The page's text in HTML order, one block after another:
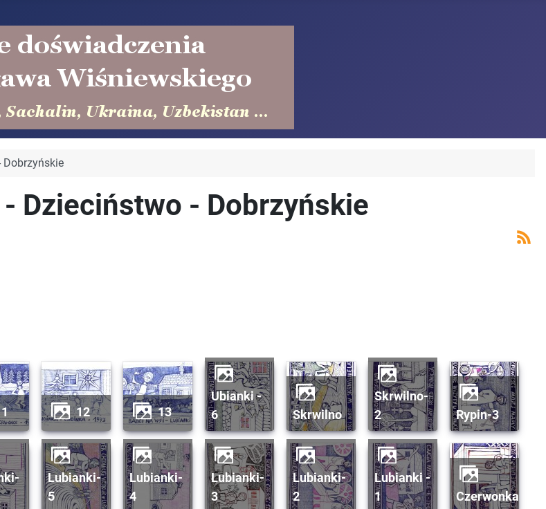
Dobrzyńskie
Dzieciństwo - Dobrzyńskie
11 12 13
ubianki -
6
skrwilno
skrwilno-
2
rypin-3
lubianki-
5
lubianki-
4
lubianki-
3
lubianki-
2
lubianki -
1
czerwonka